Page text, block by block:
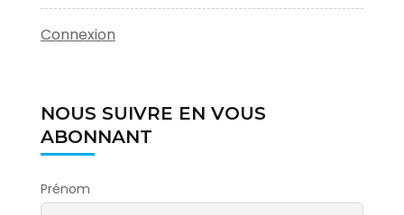
Connexion
NOUS SUIVRE EN VOUS
ABONNANT
Prénom